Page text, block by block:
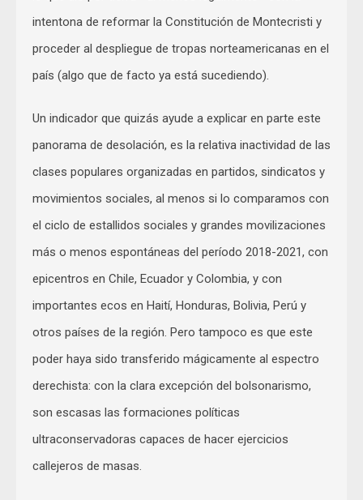
intentona de reformar la Constitución de Montecristi y
proceder al despliegue de tropas norteamericanas en el
país (algo que de facto ya está sucediendo).
Un indicador que quizás ayude a explicar en parte este
panorama de desolación, es la relativa inactividad de las
clases populares organizadas en partidos, sindicatos y
movimientos sociales, al menos si lo comparamos con
el ciclo de estallidos sociales y grandes movilizaciones
más o menos espontáneas del período 2018-2021, con
epicentros en Chile, Ecuador y Colombia, y con
importantes ecos en Haití, Honduras, Bolivia, Perú y
otros países de la región. Pero tampoco es que este
poder haya sido transferido mágicamente al espectro
derechista: con la clara excepción del bolsonarismo,
son escasas las formaciones políticas
ultraconservadoras capaces de hacer ejercicios
callejeros de masas.